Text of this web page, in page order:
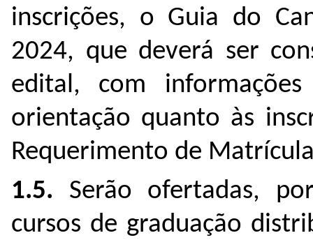
inscrições, o Guia do
2024, que deverá ser
edital, com informações
orientação quanto às
Requerimento de
1.5. Serão ofertadas,
cursos de graduação